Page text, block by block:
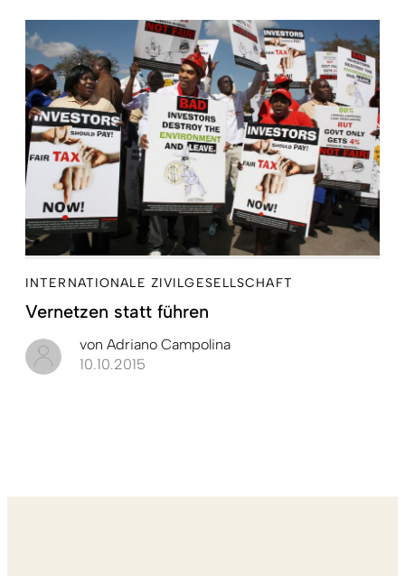
INTERNATIONALE ZIVILGESELLSCHAFT
Vernetzen statt führen
von Adriano Campolina
10.10.2015